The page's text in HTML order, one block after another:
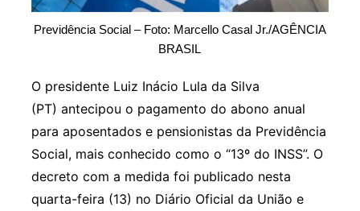
Previdência Social – Foto: Marcello Casal Jr./AGÊNCIA
BRASIL
O presidente Luiz Inácio Lula da Silva
(PT) antecipou o pagamento do abono anual
para aposentados e pensionistas da Previdência
Social, mais conhecido como o “13º do INSS”. O
decreto com a medida foi publicado nesta
quarta-feira (13) no Diário Oficial da União e